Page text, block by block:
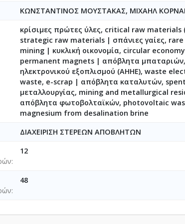
ΚΩΝΣΤΑΝΤΙΝΟΣ ΜΟΥΣΤΑΚΑΣ, ΜΙΧΑΗΛ
κρίσιμες πρώτες ύλες, critical raw materials
strategic raw materials | σπάνιες γαίες,
mining | κυκλική οικονομία, circular
permanent magnets | απόβλητα
ηλεκτρονικού εξοπλισμού (ΑΗΗΕ), waste
waste, e-scrap | απόβλητα καταλυτών,
μεταλλουργίας, mining and metallurgical
απόβλητα φωτοβολταϊκών, photovoltaic
magnesium from desalination brine
ΔΙΑΧΕΙΡΙΣΗ ΣΤΕΡΕΩΝ ΑΠΟΒΛΗΤΩΝ
12
48